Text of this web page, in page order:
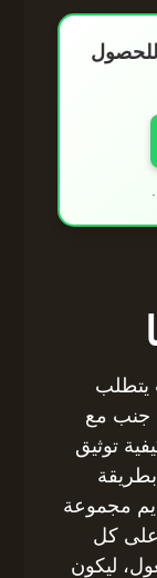
للحصول
يتطلب
جنب مع
توثيق
زواج الأجانب في أمريكا لعام 2025 بطريقة
مجموعة
على كل
ليكون